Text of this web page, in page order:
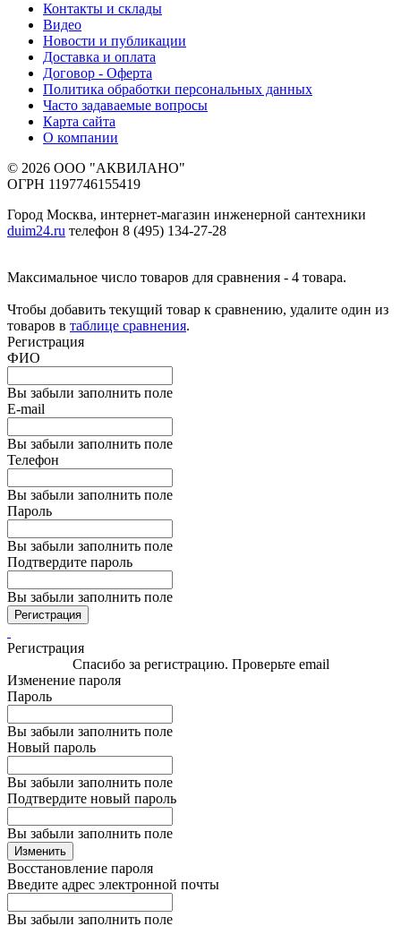
Контакты и склады
Видео
Новости и публикации
Доставка и оплата
Договор - Оферта
Политика обработки персональных данных
Часто задаваемые вопросы
Карта сайта
О компании
© 2026 ООО "АКВИЛАНО"
ОГРН 1197746155419
Город Москва, интернет-магазин инженерной сантехники
duim24.ru телефон 8 (495) 134-27-28
Максимальное число товаров для сравнения - 4 товара.
Чтобы добавить текущий товар к сравнению, удалите один из
товаров в таблице сравнения.
Регистрация
ФИО
Вы забыли заполнить поле
E-mail
Вы забыли заполнить поле
Телефон
Вы забыли заполнить поле
Пароль
Вы забыли заполнить поле
Подтвердите пароль
Вы забыли заполнить поле
Регистрация
Регистрация
Спасибо за регистрацию. Проверьте email
Изменение пароля
Пароль
Вы забыли заполнить поле
Новый пароль
Вы забыли заполнить поле
Подтвердите новый пароль
Вы забыли заполнить поле
Изменить
Восстановление пароля
Введите адрес электронной почты
Вы забыли заполнить поле